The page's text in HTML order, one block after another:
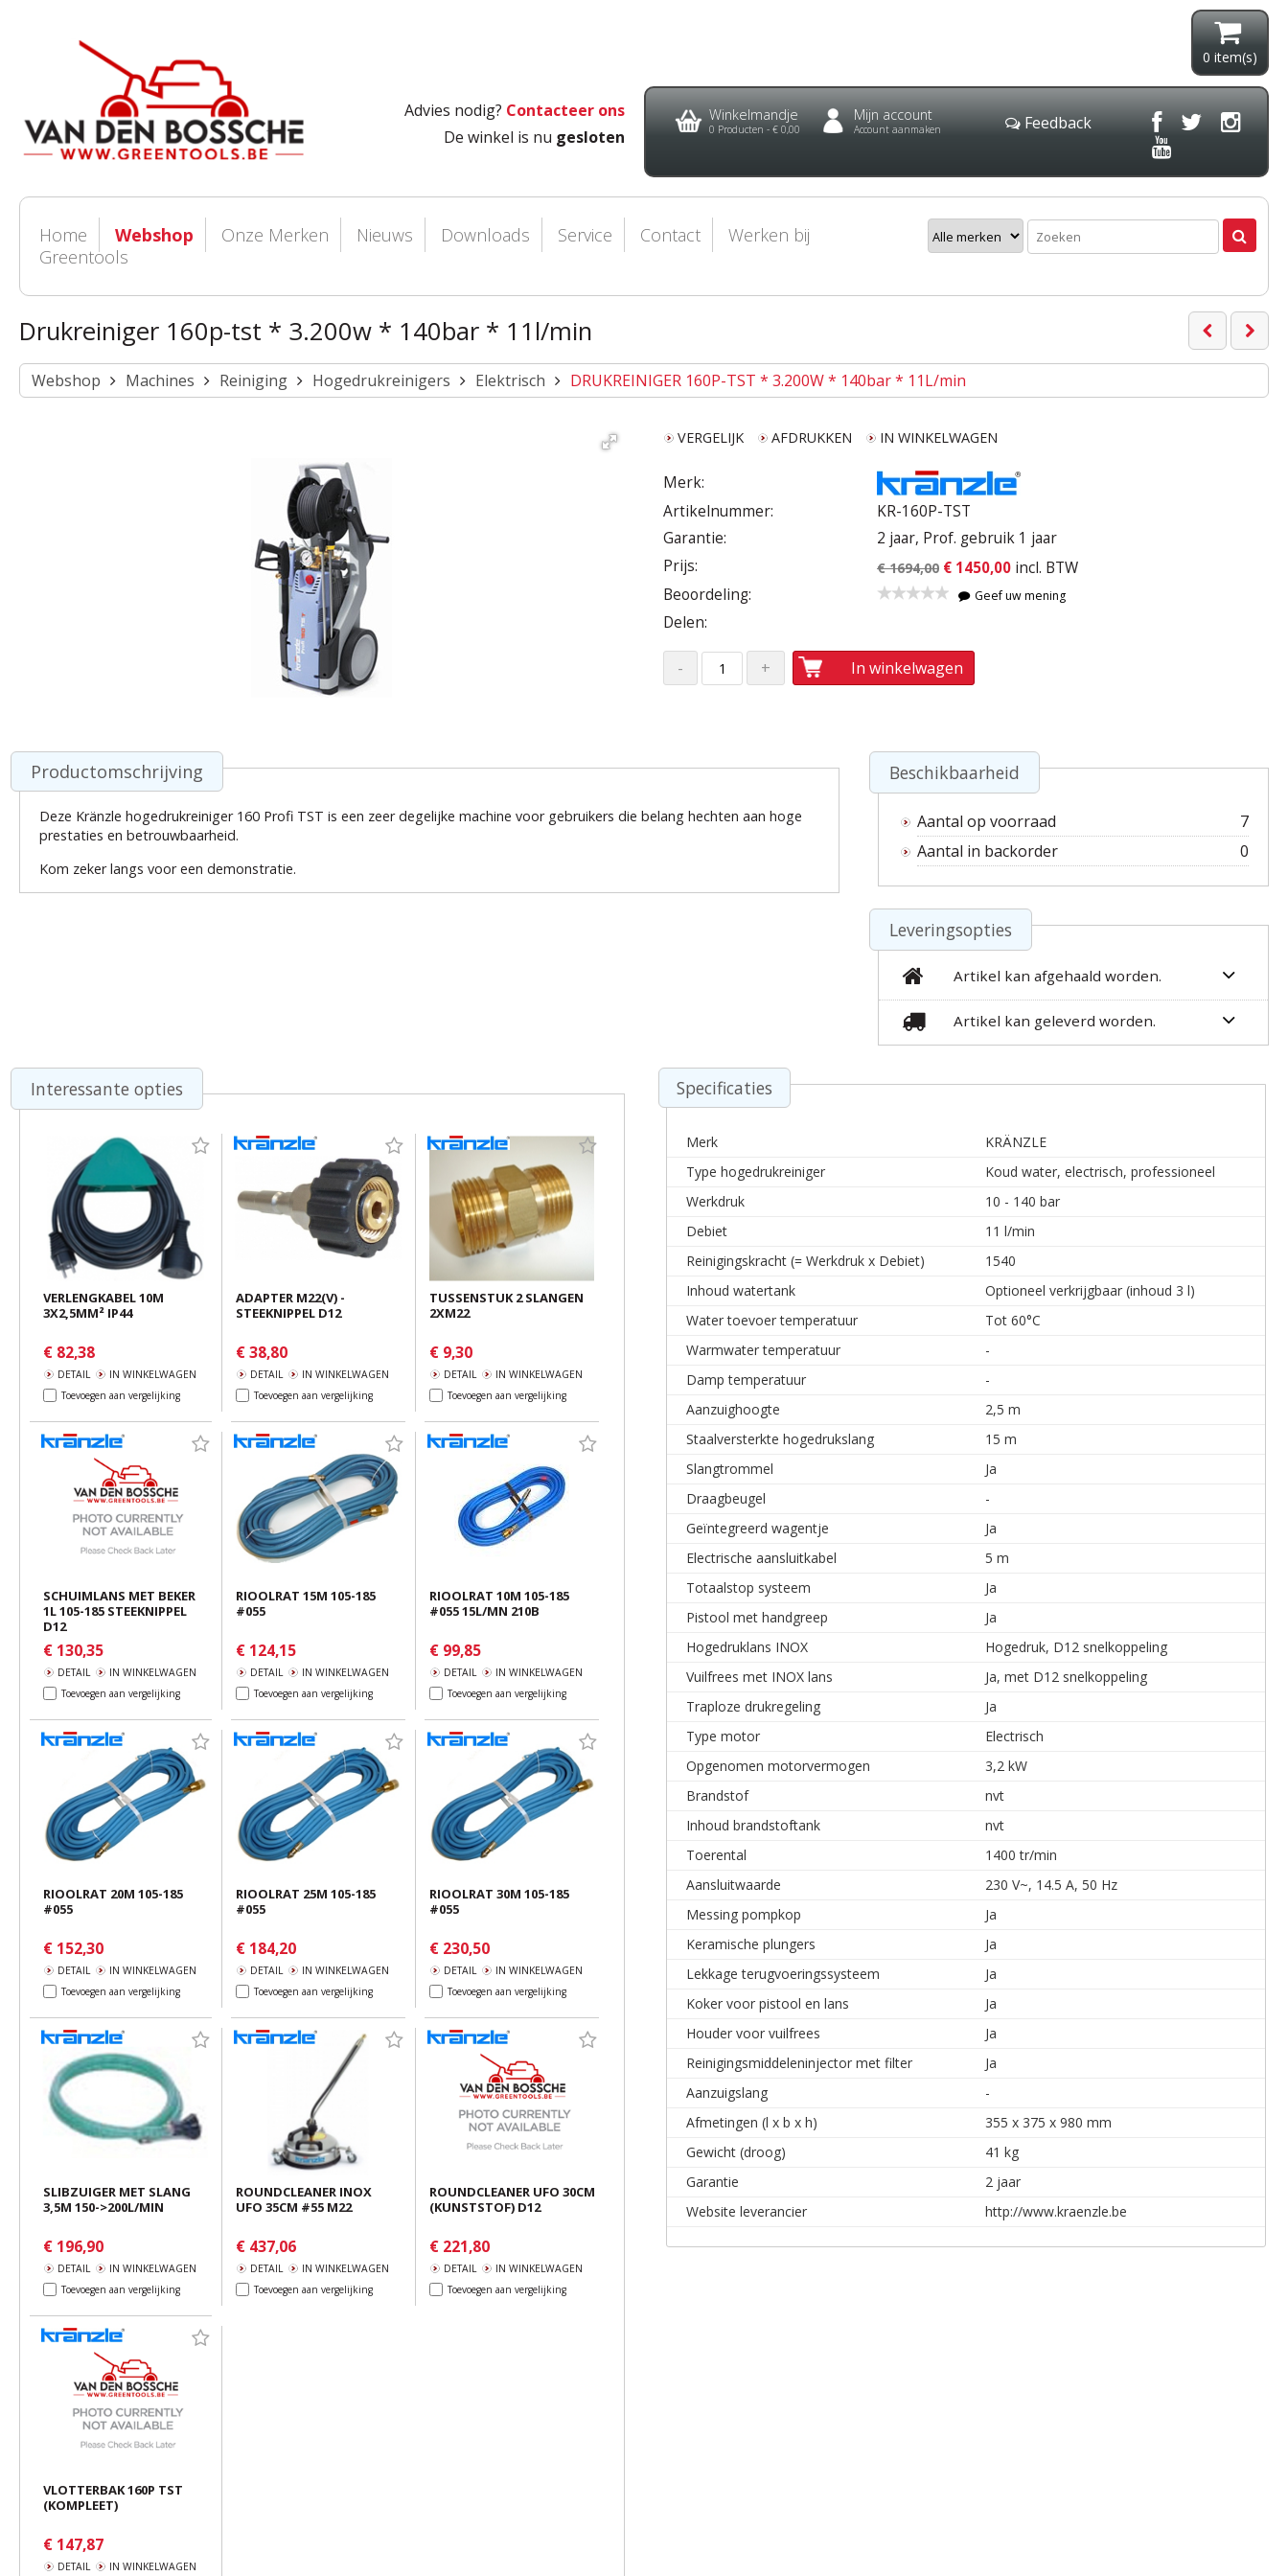
0 item(s)
Advies nodig? Contacteer ons
De winkel is nu gesloten
Winkelmandje
0 Producten - € 0,00
Mijn account
Account aanmaken Feedback
Home Webshop Onze Merken Nieuws Downloads Service Contact
Werken bij
Greentools
Drukreiniger 160p-tst * 3.200w * 140bar * 11l/min
Webshop Machines Reiniging Hogedrukreinigers Elektrisch DRUKREINIGER 160P-TST * 3.200W * 140bar * 11L/min
VERGELIJK AFDRUKKEN IN WINKELWAGEN
Merk:
Artikelnummer:
KR-160P-TST
Garantie:
2 jaar, Prof. gebruik 1 jaar
Prijs:
€ 1694,00 € 1450,00 incl. BTW
Beoordeling:
Geef uw mening
Delen:
In winkelwagen
Productomschrijving
Deze Kränzle hogedrukreiniger 160 Profi TST is een zeer degelijke machine voor gebruikers die belang hechten aan hoge
prestaties en betrouwbaarheid.
Kom zeker langs voor een demonstratie.
Beschikbaarheid
Aantal op voorraad
7
Aantal in backorder
0
Leveringsopties
Artikel kan afgehaald worden.
Artikel kan geleverd worden.
Interessante opties
VERLENGKABEL 10M
3X2,5MM² IP44
€ 82,38
DETAIL
IN WINKELWAGEN
Toevoegen aan vergelijking
ADAPTER M22(V) -
STEEKNIPPEL D12
€ 38,80
DETAIL
IN WINKELWAGEN
Toevoegen aan vergelijking
TUSSENSTUK 2 SLANGEN
2XM22
€ 9,30
DETAIL
IN WINKELWAGEN
Toevoegen aan vergelijking
SCHUIMLANS MET BEKER
1L 105-185 STEEKNIPPEL
D12
€ 130,35
DETAIL
IN WINKELWAGEN
Toevoegen aan vergelijking
RIOOLRAT 15M 105-185
#055
€ 124,15
DETAIL
IN WINKELWAGEN
Toevoegen aan vergelijking
RIOOLRAT 10M 105-185
#055 15L/MN 210B
€ 99,85
DETAIL
IN WINKELWAGEN
Toevoegen aan vergelijking
RIOOLRAT 20M 105-185
#055
€ 152,30
DETAIL
IN WINKELWAGEN
Toevoegen aan vergelijking
RIOOLRAT 25M 105-185
#055
€ 184,20
DETAIL
IN WINKELWAGEN
Toevoegen aan vergelijking
RIOOLRAT 30M 105-185
#055
€ 230,50
DETAIL
IN WINKELWAGEN
Toevoegen aan vergelijking
SLIBZUIGER MET SLANG
3,5M 150->200L/MIN
€ 196,90
DETAIL
IN WINKELWAGEN
Toevoegen aan vergelijking
ROUNDCLEANER INOX
UFO 35CM #55 M22
€ 437,06
DETAIL
IN WINKELWAGEN
Toevoegen aan vergelijking
ROUNDCLEANER UFO 30CM
(KUNSTSTOF) D12
€ 221,80
DETAIL
IN WINKELWAGEN
Toevoegen aan vergelijking
VLOTTERBAK 160P TST
(KOMPLEET)
€ 147,87
DETAIL IN WINKELWAGEN
Specificaties
Merk
KRÄNZLE
Type hogedrukreiniger
Koud water, electrisch, professioneel
Werkdruk
10 - 140 bar
Debiet
11 l/min
Reinigingskracht (= Werkdruk x Debiet)
1540
Inhoud watertank
Optioneel verkrijgbaar (inhoud 3 l)
Water toevoer temperatuur
Tot 60°C
Warmwater temperatuur
-
Damp temperatuur
-
Aanzuighoogte
2,5 m
Staalversterkte hogedrukslang
15 m
Slangtrommel
Ja
Draagbeugel
-
Geïntegreerd wagentje
Ja
Electrische aansluitkabel
5 m
Totaalstop systeem
Ja
Pistool met handgreep
Ja
Hogedruklans INOX
Hogedruk, D12 snelkoppeling
Vuilfrees met INOX lans
Ja, met D12 snelkoppeling
Traploze drukregeling
Ja
Type motor
Electrisch
Opgenomen motorvermogen
3,2 kW
Brandstof
nvt
Inhoud brandstoftank
nvt
Toerental
1400 tr/min
Aansluitwaarde
230 V~, 14.5 A, 50 Hz
Messing pompkop
Ja
Keramische plungers
Ja
Lekkage terugvoeringssysteem
Ja
Koker voor pistool en lans
Ja
Houder voor vuilfrees
Ja
Reinigingsmiddeleninjector met filter
Ja
Aanzuigslang
-
Afmetingen (l x b x h)
355 x 375 x 980 mm
Gewicht (droog)
41 kg
Garantie
2 jaar
Website leverancier
http://www.kraenzle.be